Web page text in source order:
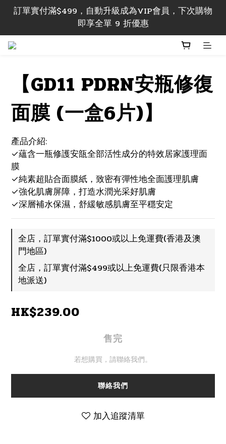
訂單 實付滿$499，即享香港本地包郵; 實付滿$1000
即享香港及澳門地區包郵
訂單實付滿$499，自動升級成為VIP會員，下次購物
即享全單 9 折優惠
訂單 實付滿$499，即享香港本地包郵; 實付滿$1000
【GD11 PDRN安瓶修復
面膜 (一盒6片)】
產品介紹:
✓蘊含一瓶修護安瓿全部活性成分的特效居家護理面
膜
✓純素超貼合面膜紙，致密有彈性地全面護理肌膚
✓強化肌膚屏障，打造水潤光采好肌膚
✓深層補水保濕，舒緩敏感肌膚至平穩安定
全店，訂單實付滿$1000或以上免運費(香港及澳
門地區)
全店，訂單實付滿$499或以上免運費(只限香港本
地派送)
HK$239.00
售完
若想購買，請聯絡我們。
聯絡我們
加入追蹤清單